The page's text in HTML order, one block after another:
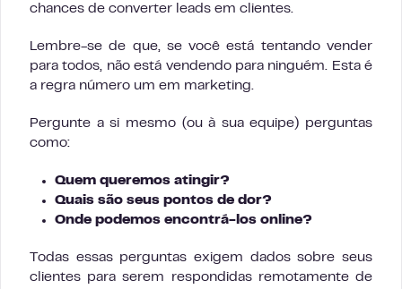
chances de converter leads em clientes.
Lembre-se de que, se você está tentando vender
para todos, não está vendendo para ninguém. Esta é
a regra número um em marketing.
Pergunte a si mesmo (ou à sua equipe) perguntas
como:
Quem queremos atingir?
Quais são seus pontos de dor?
Onde podemos encontrá-los online?
Todas essas perguntas exigem dados sobre seus
clientes para serem respondidas remotamente de